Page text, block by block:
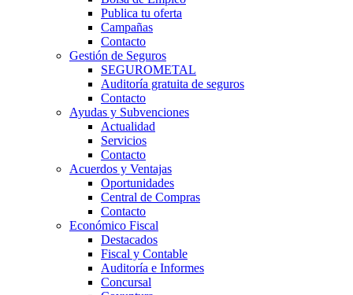
Publica tu oferta
Campañas
Contacto
Gestión de Seguros
SEGUROMETAL
Auditoría gratuita de seguros
Contacto
Ayudas y Subvenciones
Actualidad
Servicios
Contacto
Acuerdos y Ventajas
Oportunidades
Central de Compras
Contacto
Económico Fiscal
Destacados
Fiscal y Contable
Auditoría e Informes
Concursal